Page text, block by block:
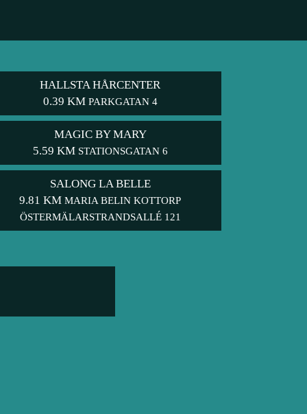
HALLSTA HÅRCENTER
0.39 KM PARKGATAN 4
MAGIC BY MARY
5.59 KM STATIONSGATAN 6
SALONG LA BELLE
9.81 KM MARIA BELIN KOTTORP
ÖSTERMÄLARSTRANDSALLÉ 121